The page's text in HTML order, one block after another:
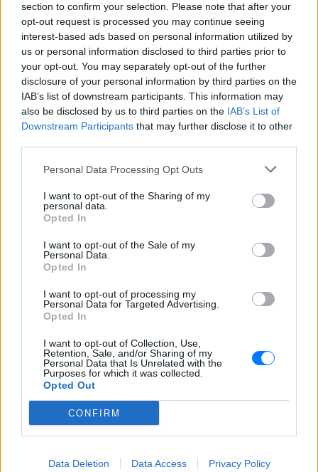
section to confirm your selection. Please note that after your
opt-out request is processed you may continue seeing
interest-based ads based on personal information utilized by
us or personal information disclosed to third parties prior to
your opt-out. You may separately opt-out of the further
disclosure of your personal information by third parties on the
IAB’s list of downstream participants. This information may
also be disclosed by us to third parties on the IAB’s List of
Downstream Participants that may further disclose it to other
Personal Data Processing Opt Outs
I want to opt-out of the Sharing of my
personal data.
Opted In
I want to opt-out of the Sale of my
Personal Data.
Opted In
I want to opt-out of processing my
Personal Data for Targeted Advertising.
Opted In
I want to opt-out of Collection, Use,
Retention, Sale, and/or Sharing of my
Personal Data that Is Unrelated with the
Purposes for which it was collected.
Opted Out
CONFIRM
Data Deletion Data Access Privacy Policy
Θερμοκρασία: Από 17 έως 28 και στην Κρήτη έως 30
βαθμούς Κελσίου.
ΝΗΣΙΑ ΑΝΑΤΟΛΙΚΟΥ ΑΙΓΑΙΟΥ –
ΔΩΔΕΚΑΝΗΣΑ
Καιρός: Γενικά αίθριος. Από το απόγευμα στα
βόρεια θα αναπτυχθούν νεφώσεις και είναι πιθανό
να σημειωθούν λίγες τοπικές βροχές.
Θερμοκρασία: Από 14 έως 25 και τοπικά στα νότια
ΔΙΑΦΗΜΙΣΗ